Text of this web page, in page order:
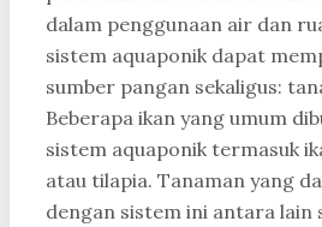
dalam penggunaan air dan
sistem aquaponik dapat
sumber pangan sekaligus:
Beberapa ikan yang umum
sistem aquaponik termasuk
atau tilapia. Tanaman yang
dengan sistem ini antara lain